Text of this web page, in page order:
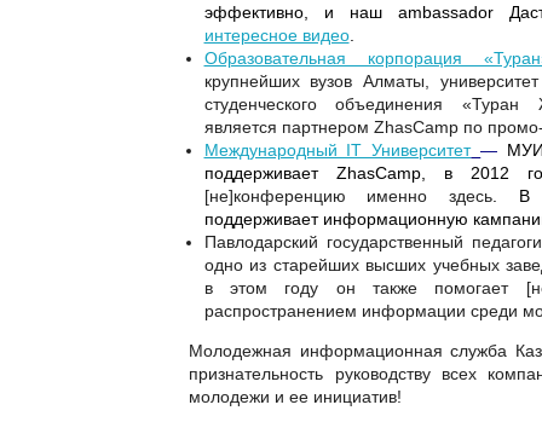
эффективно, и наш ambassador
интересное видео.
Образовательная корпорация
крупнейших вузов Алматы,
студенческого объединения «Туран
является партнером ZhasCampпо
Международный IT Университет —
поддерживает ZhasCamp, в 2012
[не]конференцию именно здесь. В
поддерживает информационную
Павлодарский государственный
одно из старейших высших учебных
в этом году он также помогает
распространением информации среди
Молодежная информационная служба
признательность руководству всех
молодежи и ее инициатив!